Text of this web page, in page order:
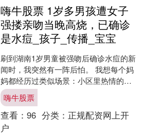
嗨牛股票 1岁多男孩遭女子
强搂亲吻当晚高烧，已确诊
是水痘_孩子_传播_宝宝
刷到湖南1岁男童被强吻后确诊水痘的新
闻时，我突然有一阵后怕。 我想每个妈
妈都经历过类似场景：小区里热情的邻
居伸手要抱娃，不熟的亲戚凑过来亲脸
蛋，我们想拒绝又怕扫....
嗨牛股票
查看： 96 分类： 正规配资网上开
户